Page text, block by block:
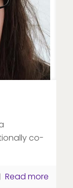
co-
Read more